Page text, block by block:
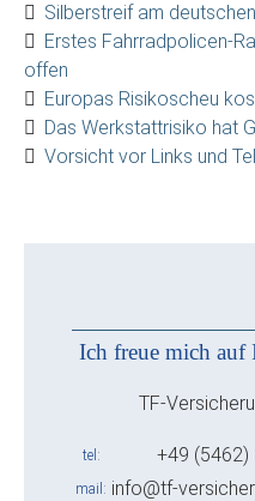
Silberstreif am
Erstes Fahrradpolicen-
offen
Europas Risikoscheu
Das Werkstattrisiko hat
Vorsicht vor Links und
Ich freue mich auf
TF-
tel +49 (5462)
mail info@tf-